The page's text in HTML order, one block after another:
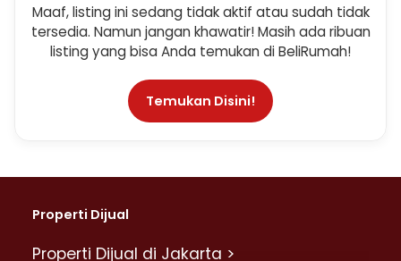
Maaf, listing ini sedang tidak aktif atau sudah tidak
tersedia. Namun jangan khawatir! Masih ada ribuan
listing yang bisa Anda temukan di BeliRumah!
Temukan Disini!
Properti Dijual
Properti Dijual di Jakarta >